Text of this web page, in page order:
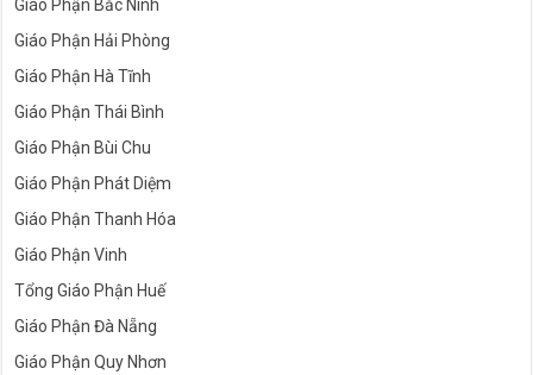
Giáo Phận Bắc Ninh
Giáo Phận Hải Phòng
Giáo Phận Hà Tĩnh
Giáo Phận Thái Bình
Giáo Phận Bùi Chu
Giáo Phận Phát Diệm
Giáo Phận Thanh Hóa
Giáo Phận Vinh
Tổng Giáo Phận Huế
Giáo Phận Đà Nẵng
Giáo Phận Quy Nhơn